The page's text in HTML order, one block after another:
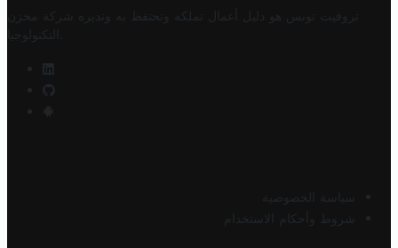
تروفيت تونس هو دليل أعمال تملكه وتحتفظ به وتديره
شركة مخزن
التكنولوجيا
سياسة الخصوصية
شروط وأحكام الاستخدام